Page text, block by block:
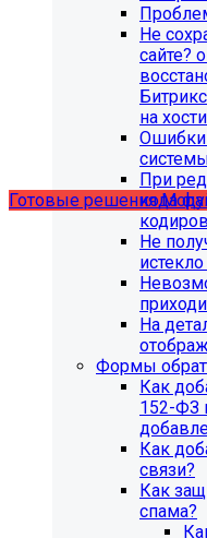
Учебные курсы
по работе с готовыми
размещены в разделе
Готовые решения
Инструкция
Не
сайте?
на
Ошибки
При
кода
Не
На
Формы
Как
152-ФЗ
Как
связи?
Как
спама?